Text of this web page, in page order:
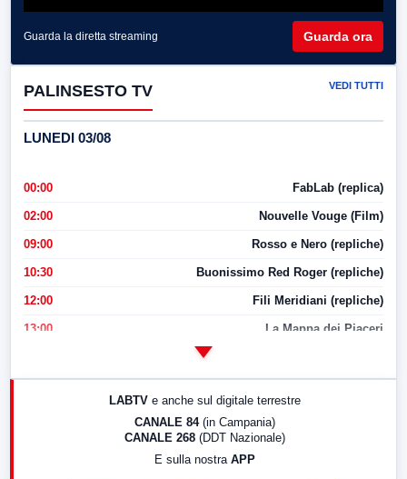
Guarda la diretta streaming Guarda ora
PALINSESTO TV VEDI TUTTI
LUNEDI 03/08
00:00 FabLab (replica)
02:00 Nouvelle Vouge (Film)
09:00 Rosso e Nero (repliche)
10:30 Buonissimo Red Roger (repliche)
12:00 Fili Meridiani (repliche)
13:00 La Mappa dei Piaceri
LABTV e anche sul digitale terrestre
CANALE 84 (in Campania)
CANALE 268 (DDT Nazionale)
E sulla nostra APP